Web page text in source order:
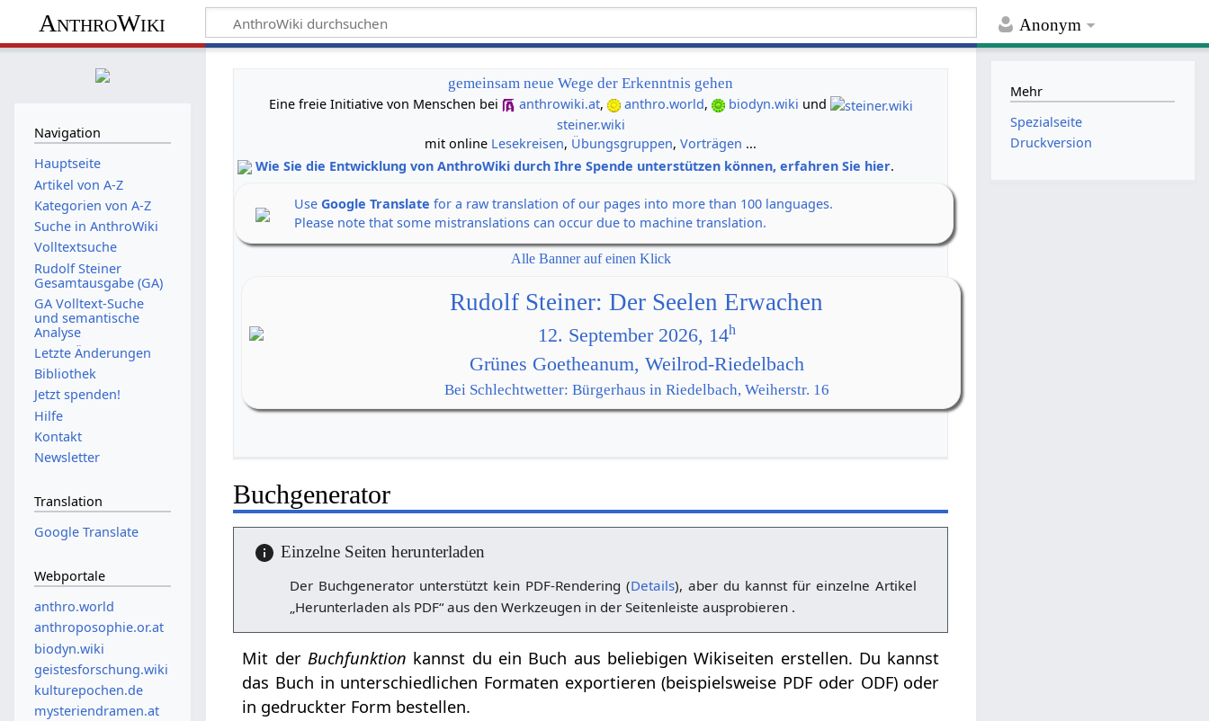
Anonym
AnthroWiki
gemeinsam neue Wege der Erkenntnis gehen
Eine freie Initiative von Menschen bei
anthrowiki.at, anthro.world, biodyn.wiki und
steiner.wiki
mit online Lesekreisen, Übungsgruppen,Vorträgen ...
Wie Sie die Entwicklung von AnthroWiki durch Ihre Spende unterstützen können, erfahren Sie hier.
UseGoogle Translate for a raw translation of our pages into more than 100 languages.
Please note that some mistranslations can occur due to machine translation.
Alle Banner auf einen Klick
Rudolf Steiner: Der Seelen Erwachen
12. September 2026, 14h
Grünes Goetheanum, Weilrod-Riedelbach
Bei Schlechtwetter: Bürgerhaus in Riedelbach, Weiherstr. 16
Buchgenerator
Einzelne Seiten herunterladen
Der Buchgenerator unterstützt kein PDF-Rendering (Details), aber du kannst für einzelne Artikel
„Herunterladen als PDF“ aus den Werkzeugen in der Seitenleiste ausprobieren .
Mit derBuchfunktion kannst du ein Buch aus beliebigen Wikiseiten erstellen. Du kannst
das Buch in unterschiedlichen Formaten exportieren (beispielsweise PDF oder ODF) oder
in gedruckter Form bestellen.
Navigation
Hauptseite
Artikel von A-Z
Kategorien von A-Z
Suche in AnthroWiki
Volltextsuche
Rudolf Steiner
Gesamtausgabe (GA)
GA Volltext-Suche
und semantische
Analyse
Letzte Änderungen
Bibliothek
Jetzt spenden!
Hilfe
Kontakt
Newsletter
Translation
Google Translate
Webportale
anthro.world
anthroposophie.or.at
biodyn.wiki
geistesforschung.wiki
kulturepochen.de
mysteriendramen.at
Mehr
Spezialseite
Druckversion